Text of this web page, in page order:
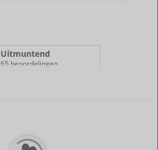
Uitmuntend
65 beoordelingen